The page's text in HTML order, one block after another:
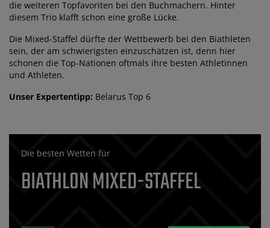
die weiteren Topfavoriten bei den Buchmachern. Hinter
diesem Trio klafft schon eine große Lücke.
Die Mixed-Staffel dürfte der Wettbewerb bei den Biathleten
sein, der am schwierigsten einzuschätzen ist, denn hier
schonen die Top-Nationen oftmals ihre besten Athletinnen
und Athleten.
Unser Expertentipp: Belarus Top 6
Die besten Wetten für
BIATHLON MIXED-STAFFEL